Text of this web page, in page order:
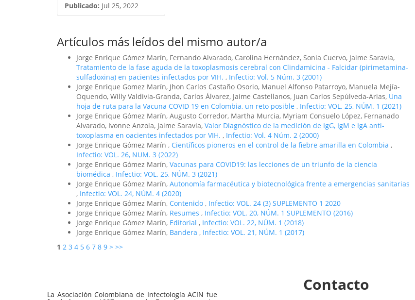
Publicado: Jul 25, 2022
Artículos más leídos del mismo autor/a
Jorge Enrique Gómez Marín, Fernando Alvarado, Carolina Hernández, Sonia Cuervo, Jaime Saravia,
Tratamiento de la fase aguda de la toxoplasmosis cerebral con Clindamicina - Falcidar (pirimetamina-
sulfadoxina) en pacientes infectados por VIH. , Infectio: Vol. 5 Núm. 3 (2001)
Jorge Enrique Gomez Marín, Jhon Carlos Castaño Osorio, Manuel Alfonso Patarroyo, Manuela Mejía-
Oquendo, Willy Valdivia-Granda, Carlos Álvarez, Jaime Castellanos, Juan Carlos Sepúlveda-Arias, Una
hoja de ruta para la Vacuna COVID 19 en Colombia, un reto posible , Infectio: VOL. 25, NÚM. 1 (2021)
Jorge Enrique Gómez Marín, Augusto Corredor, Martha Murcia, Myriam Consuelo López, Fernanado
Alvarado, Ivonne Anzola, Jaime Saravia, Valor Diagnóstico de la medición de IgG, IgM e IgA anti-
toxoplasma en oacientes infectados por VIH. , Infectio: Vol. 4 Núm. 2 (2000)
Jorge Enrique Gómez Marín , Científicos pioneros en el control de la fiebre amarilla en Colombia ,
Infectio: VOL. 26, NUM. 3 (2022)
Jorge Enrique Gómez Marín, Vacunas para COVID19: las lecciones de un triunfo de la ciencia
biomédica , Infectio: VOL. 25, NÚM. 3 (2021)
Jorge Enrique Gómez Marín, Autonomía farmacéutica y biotecnológica frente a emergencias sanitarias
, Infectio: VOL. 24, NÚM. 4 (2020)
Jorge Enrique Gómez Marín, Contenido , Infectio: VOL. 24 (3) SUPLEMENTO 1 2020
Jorge Enrique Gómez Marín, Resumes , Infectio: VOL. 20, NÚM. 1 SUPLEMENTO (2016)
Jorge Enrique Gómez Marín, Editorial , Infectio: VOL. 22, NÚM. 1 (2018)
Jorge Enrique Gómez Marín, Bandera , Infectio: VOL. 21, NÚM. 1 (2017)
1 2 3 4 5 6 7 8 9 > >>
La Asociación Colombiana de Infectología ACIN fue
Contacto